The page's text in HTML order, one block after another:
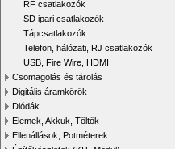
RF csatlakozók
SD ipari csatlakozók
Tápcsatlakozók
Telefon, hálózati, RJ csatlakozók
USB, Fire Wire, HDMI
Csomagolás és tárolás
Digitális áramkörök
Diódák
Elemek, Akkuk, Töltők
Ellenállások, Potméterek